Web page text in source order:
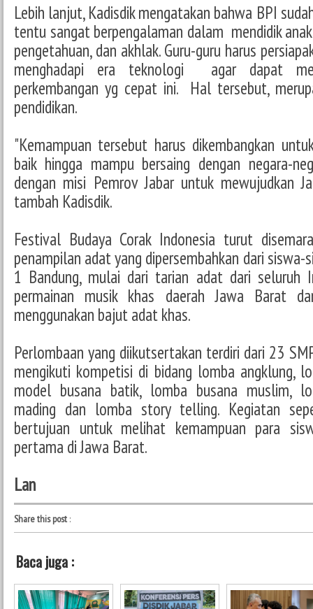
Lebih lanjut, Kadisdik mengatakan bahwa BPI
tentu sangat berpengalaman dalam mendidik
pengetahuan, dan akhlak. Guru-guru harus
menghadapi era teknologi agar dapat
perkembangan yg cepat ini. Hal tersebut,
pendidikan.
"Kemampuan tersebut harus dikembangkan
baik hingga mampu bersaing dengan negara-
dengan misi Pemrov Jabar untuk mewujudkan
tambah Kadisdik.
Festival Budaya Corak Indonesia turut
penampilan adat yang dipersembahkan dari siswa-
1 Bandung, mulai dari tarian adat dari seluruh
permainan musik khas daerah Jawa Barat
menggunakan bajut adat khas.
Perlombaan yang diikutsertakan terdiri dari 23
mengikuti kompetisi di bidang lomba angklung,
model busana batik, lomba busana muslim,
mading dan lomba story telling. Kegiatan
bertujuan untuk melihat kemampuan para
pertama di Jawa Barat.
Lan
Share this post:
Baca juga :